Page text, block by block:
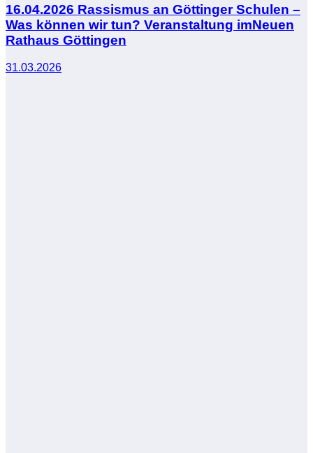
16.04.2026 Rassismus an Göttinger Schulen –
Was können wir tun? Veranstaltung imNeuen
Rathaus Göttingen
31.03.2026